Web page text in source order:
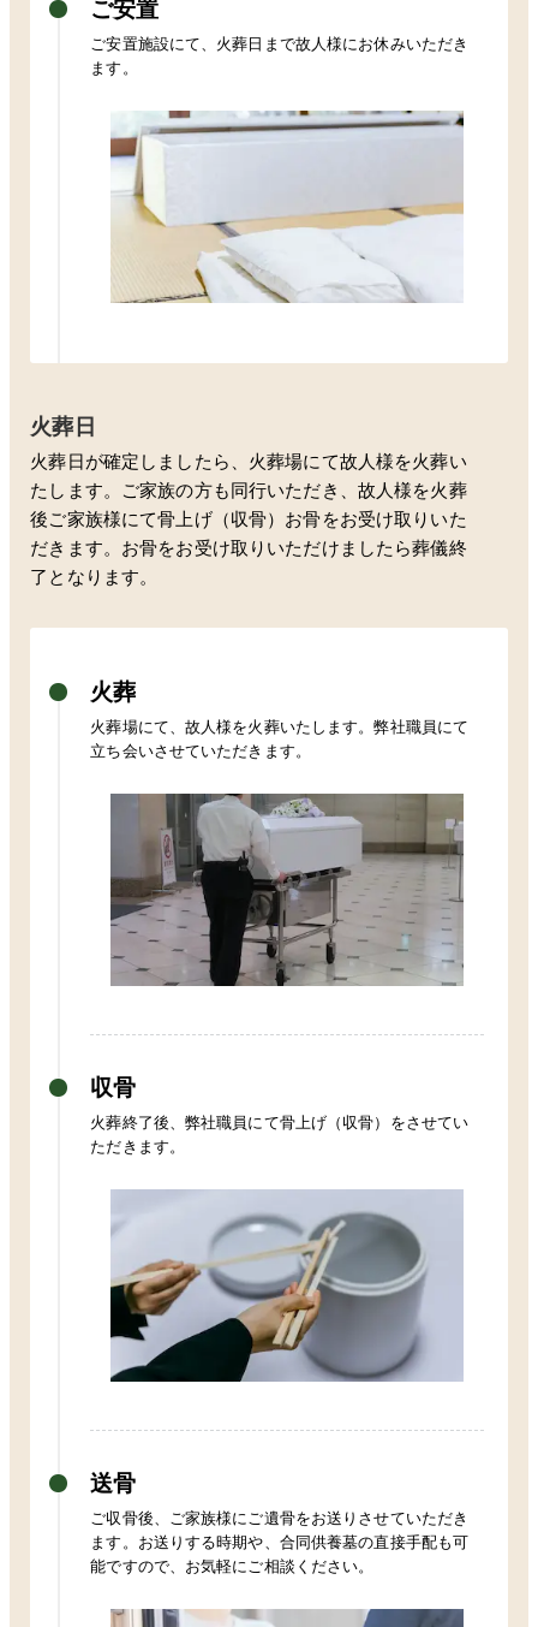
ご安置
ご安置施設にて、火葬日まで故人様にお休みいただき
ます。
火葬日
火葬日が確定しましたら、火葬場にて故人様を火葬い
たします。ご家族の方も同行いただき、故人様を火葬
後ご家族様にて骨上げ（収骨）お骨をお受け取りいた
だきます。お骨をお受け取りいただけましたら葬儀終
了となります。
火葬
火葬場にて、故人様を火葬いたします。弊社職員にて
立ち会いさせていただきます。
収骨
火葬終了後、弊社職員にて骨上げ（収骨）をさせてい
ただきます。
送骨
ご収骨後、ご家族様にご遺骨をお送りさせていただき
ます。お送りする時期や、合同供養墓の直接手配も可
能ですので、お気軽にご相談ください。